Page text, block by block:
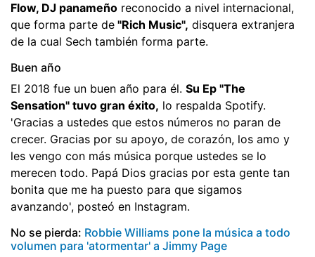
Flow, DJ panameño reconocido a nivel internacional,
que forma parte de "Rich Music", disquera extranjera
de la cual Sech también forma parte.
Buen año
El 2018 fue un buen año para él. Su Ep "The
Sensation" tuvo gran éxito, lo respalda Spotify.
'Gracias a ustedes que estos números no paran de
crecer. Gracias por su apoyo, de corazón, los amo y
les vengo con más música porque ustedes se lo
merecen todo. Papá Dios gracias por esta gente tan
bonita que me ha puesto para que sigamos
avanzando', posteó en Instagram.
No se pierda: Robbie Williams pone la música a todo
volumen para 'atormentar' a Jimmy Page